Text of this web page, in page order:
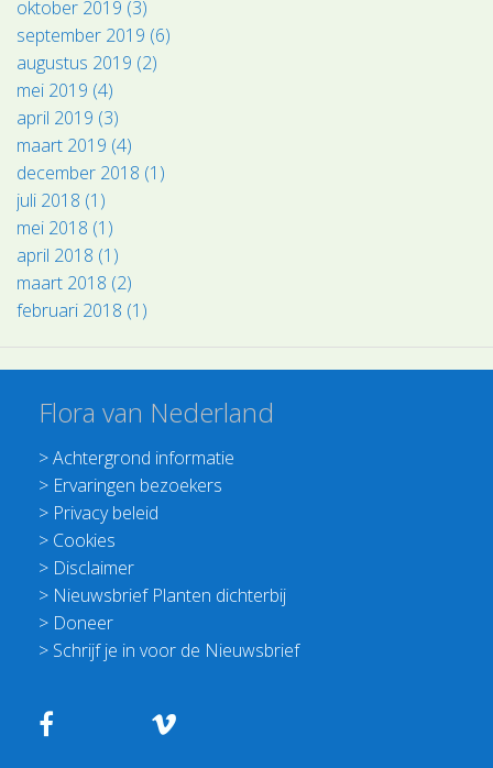
oktober 2019 (3)
september 2019 (6)
augustus 2019 (2)
mei 2019 (4)
april 2019 (3)
maart 2019 (4)
december 2018 (1)
juli 2018 (1)
mei 2018 (1)
april 2018 (1)
maart 2018 (2)
februari 2018 (1)
Flora van Nederland
>Achtergrond informatie
> Ervaringen bezoekers
> Privacy beleid
> Cookies
> Disclaimer
> Nieuwsbrief Planten dichterbij
> Doneer
> Schrijf je in voor de Nieuwsbrief